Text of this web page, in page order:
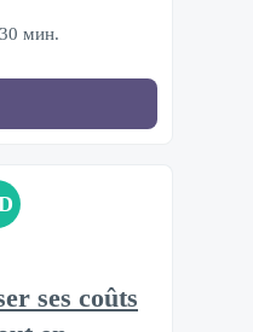
мин.
ses coûts